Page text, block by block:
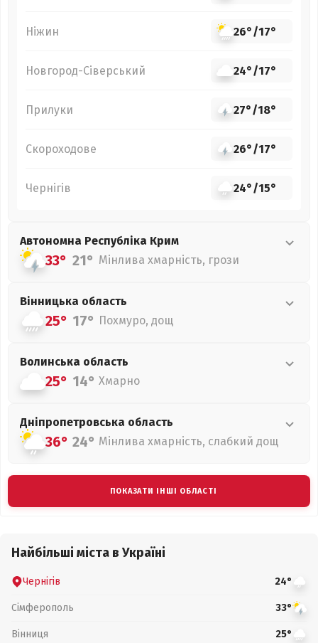
Ніжин 26°/17°
Новгород-Сіверський 24°/17°
Прилуки 27°/18°
Скороходове 26°/17°
Чернігів 24°/15°
Автономна Республіка Крим
33° 21° Мінлива хмарність, грози
Вінницька область
25° 17° Похмуро, дощ
Волинська область
25° 14° Хмарно
Дніпропетровська область
36° 24° Мінлива хмарність, слабкий дощ
ПОКАЗАТИ ІНШІ ОБЛАСТІ
Найбільші міста в Україні
Чернігів 24°
Сімферополь 33°
Вінниця 25°